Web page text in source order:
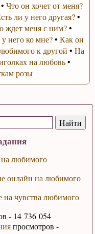
на любимого
онлайн на любимого
на чувства любимого
- 14 736 054
просмотров -
Что он хочет от меня?
ли у него другая?•
ждет меня с ним?•
него ко мне?• Как он
к другой • На
на любовь•
розы